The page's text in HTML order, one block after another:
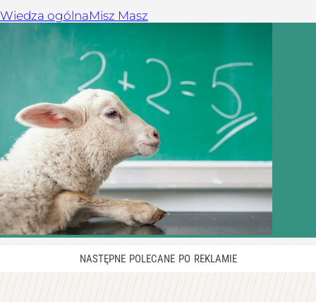
Wiedza ogólnaMisz Masz